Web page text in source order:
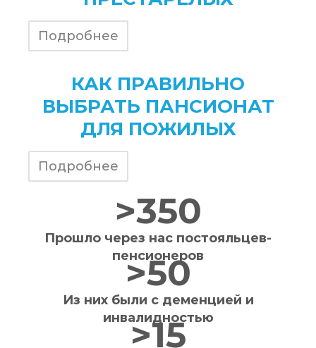
Подробнее
КАК ПРАВИЛЬНО
ВЫБРАТЬ ПАНСИОНАТ
ДЛЯ ПОЖИЛЫХ
Подробнее
>350
Прошло через нас постояльцев-
пенсионеров
>50
Из них были с деменцией и
инвалидностью
>15